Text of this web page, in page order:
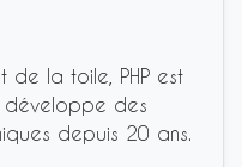
de la toile, PHP est
des
depuis 20 ans.